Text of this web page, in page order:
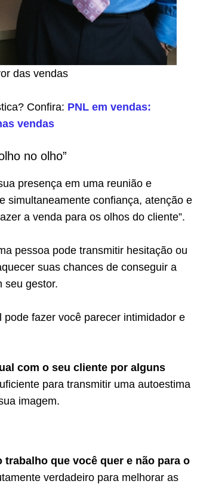
das vendas
Confira: PNL em vendas:
vendas
no olho”
presença em uma reunião e
simultaneamente confiança, atenção e
a venda para os olhos do cliente”.
pessoa pode transmitir hesitação ou
suas chances de conseguir a
seu gestor.
fazer você parecer intimidador e
com o seu cliente por alguns
para transmitir uma autoestima
imagem.
trabalho que você quer e não para o
verdadeiro para melhorar as